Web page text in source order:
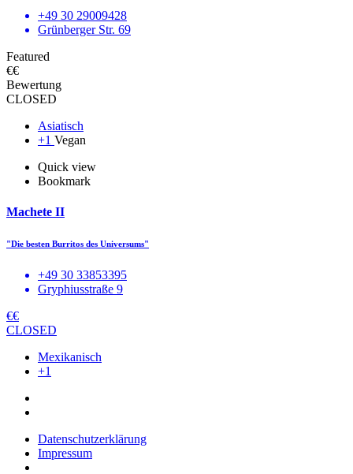
+49 30 29009428
Grünberger Str. 69
Featured
€€
Bewertung
CLOSED
Asiatisch
+1 Vegan
Quick view
Bookmark
Machete II
"Die besten Burritos des Universums"
+49 30 33853395
Gryphiusstraße 9
€€
CLOSED
Mexikanisch
+1
Datenschutzerklärung
Impressum